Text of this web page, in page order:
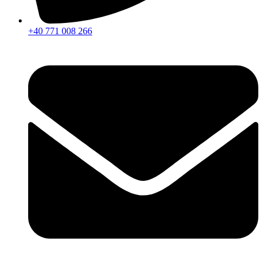
+40 771 008 266